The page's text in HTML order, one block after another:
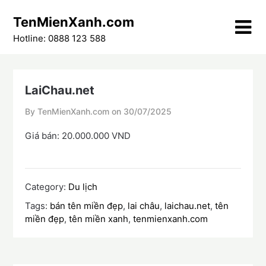
content
TenMienXanh.com
Hotline: 0888 123 588
LaiChau.net
By TenMienXanh.com on 30/07/2025
Giá bán: 20.000.000 VND
Category: Du lịch
Tags: bán tên miền đẹp, lai châu, laichau.net,tên
miền đẹp,tên miền xanh,tenmienxanh.com